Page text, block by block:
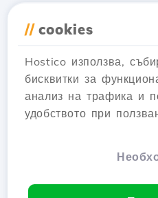
// cookies
Hostico използва,
бисквитки за
анализ на трафика и
удобството при